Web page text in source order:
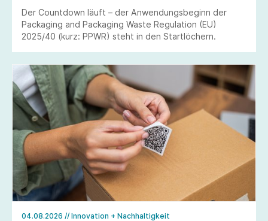
Der Countdown läuft – der Anwendungsbeginn der
Packaging and Packaging Waste Regulation (EU)
2025/40 (kurz: PPWR) steht in den Startlöchern.
04.08.2026 // Innovation + Nachhaltigkeit